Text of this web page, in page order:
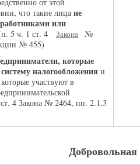
что такие лица не
или
5 ч. 1 ст. 4 Закона
№
№ 455)
которые
налогообложения и
участвуют в
4 Закона № 2464, пп. 2.1.3
Добровольная